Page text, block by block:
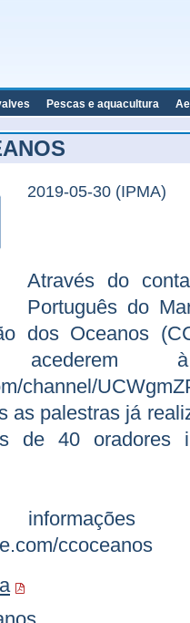
Pescas e aquacultura
2019-05-30 (IPMA)
Através do
Português do
dos Oceanos
à
channel/
as palestras já
de 40 oradores
ccoceanos